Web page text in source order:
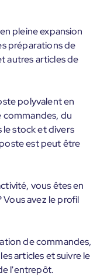
pleine expansion
préparations de
autres articles de
polyvalent en
commandes, du
le stock et divers
est peut être
vous êtes en
avez le profil
de commandes,
articles et suivre le
l'entrepôt.